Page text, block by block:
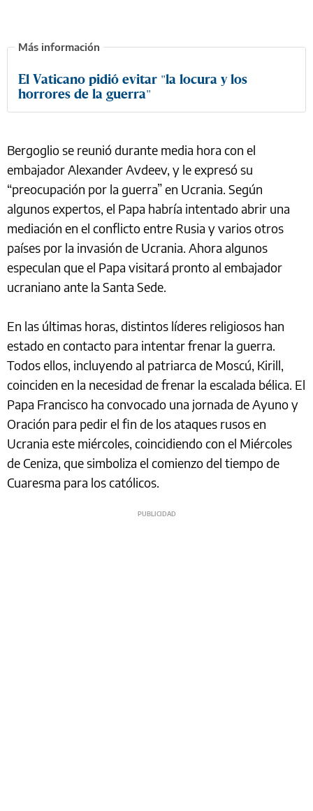
El Vaticano pidió evitar "la locura y los
horrores de la guerra"
Bergoglio se reunió durante media hora con el
embajador Alexander Avdeev, y le expresó su
“preocupación por la guerra” en Ucrania. Según
algunos expertos, el Papa habría intentado abrir una
mediación en el conflicto entre Rusia y varios otros
países por la invasión de Ucrania. Ahora algunos
especulan que el Papa visitará pronto al embajador
ucraniano ante la Santa Sede.
En las últimas horas, distintos líderes religiosos han
estado en contacto para intentar frenar la guerra.
Todos ellos, incluyendo al patriarca de Moscú, Kirill,
coinciden en la necesidad de frenar la escalada bélica. El
Papa Francisco ha convocado una jornada de Ayuno y
Oración para pedir el fin de los ataques rusos en
Ucrania este miércoles, coincidiendo con el Miércoles
de Ceniza, que simboliza el comienzo del tiempo de
Cuaresma para los católicos.